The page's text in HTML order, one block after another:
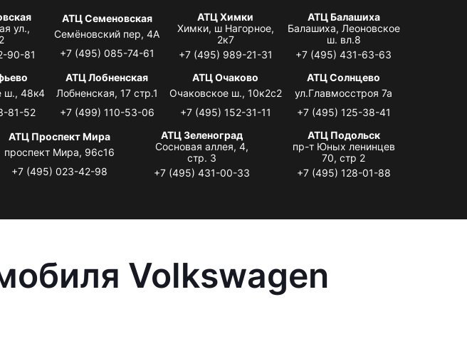
ул.,
90-81
АТЦ Семеновская
Семёновский пер, 4А
+7 (495) 085-74-61
АТЦ Химки
Химки, ш Нагорное,
2к7
+7 (495) 989-21-31
АТЦ Балашиха
Балашиха, Леоновское
ш. вл.8
+7 (495) 431-63-63
ш., 48к4
81-52
АТЦ Лобненская
Лобненская, 17 стр.1
+7 (499) 110-53-06
АТЦ Очаково
Очаковское ш., 10к2с2
+7 (495) 152-31-11
АТЦ Солнцево
ул.Главмосстроя 7а
+7 (495) 125-38-41
АТЦ Проспект Мира
проспект Мира, 96с16
+7 (495) 023-42-98
АТЦ Зеленоград
Сосновая аллея, 4,
стр. 3
+7 (495) 431-00-33
АТЦ Подольск
пр-т Юных ленинцев
70, стр 2
+7 (495) 128-01-88
Volkswagen